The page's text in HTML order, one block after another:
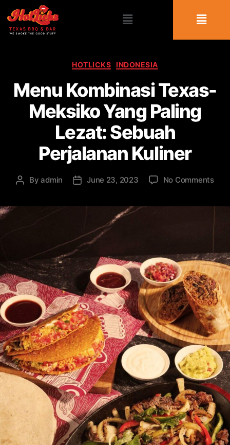
HOTLICKS INDONESIA
Menu Kombinasi Texas-
Meksiko Yang Paling
Lezat: Sebuah
Perjalanan Kuliner
Byadmin June 23, 2023 No Comments